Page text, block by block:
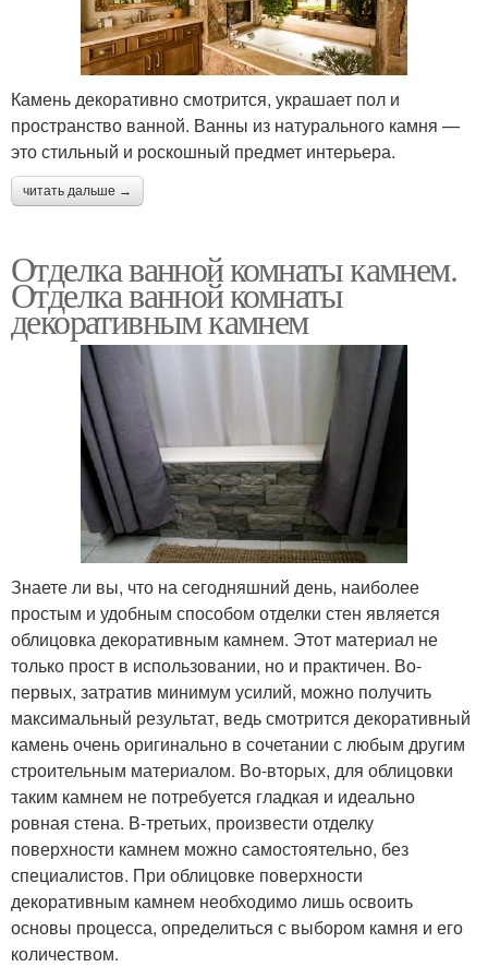
Камень декоративно смотрится, украшает пол и
пространство ванной. Ванны из натурального камня —
это стильный и роскошный предмет интерьера.
читать дальше →
Отделка ванной комнаты камнем.
Отделка ванной комнаты
декоративным камнем
Знаете ли вы, что на сегодняшний день, наиболее
простым и удобным способом отделки стен является
облицовка декоративным камнем. Этот материал не
только прост в использовании, но и практичен. Во-
первых, затратив минимум усилий, можно получить
максимальный результат, ведь смотрится декоративный
камень очень оригинально в сочетании с любым другим
строительным материалом. Во-вторых, для облицовки
таким камнем не потребуется гладкая и идеально
ровная стена. В-третьих, произвести отделку
поверхности камнем можно самостоятельно, без
специалистов. При облицовке поверхности
декоративным камнем необходимо лишь освоить
основы процесса, определиться с выбором камня и его
количеством.